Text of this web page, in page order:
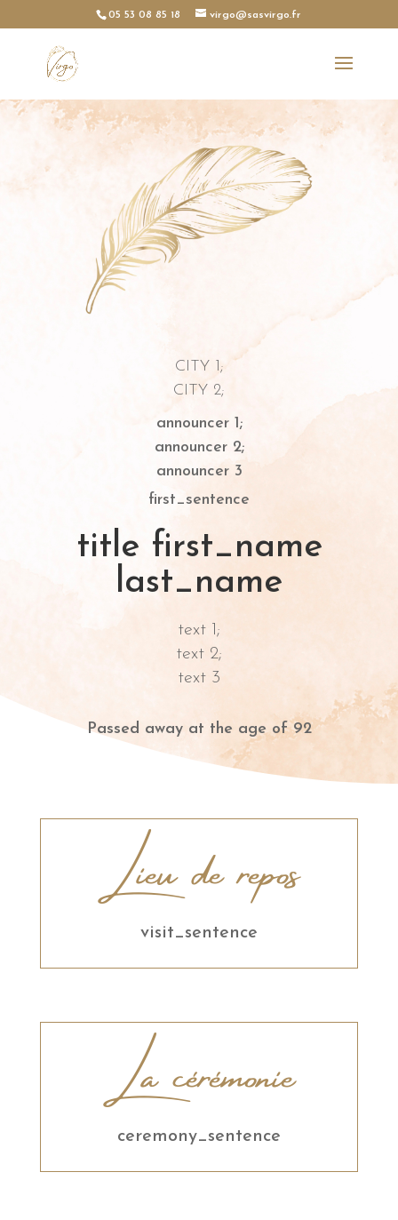
05 53 08 85 18 virgo@sasvirgo.fr
CITY 1;
CITY 2;
announcer 1;
announcer 2;
announcer 3
first_sentence
title first_name
last_name
text 1;
text 2;
text 3
Passed away at the age of 92
Lieu de repos
visit_sentence
La cérémonie
ceremony_sentence